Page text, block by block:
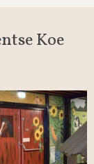
Koe